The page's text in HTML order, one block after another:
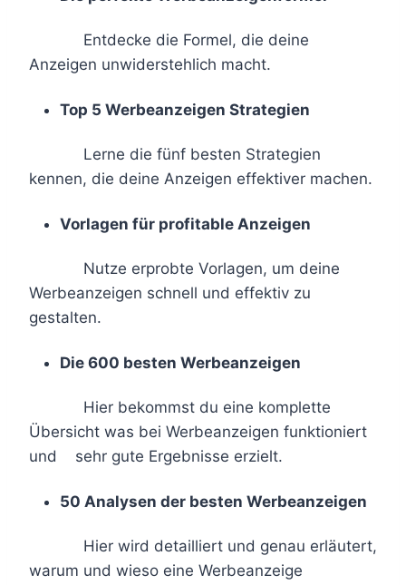
Entdecke die Formel, die deine
Anzeigen unwiderstehlich macht.
Top 5 Werbeanzeigen Strategien
Lerne die fünf besten Strategien
kennen, die deine Anzeigen effektiver machen.
Vorlagen für profitable Anzeigen
Nutze erprobte Vorlagen, um deine
Werbeanzeigen schnell und effektiv zu
gestalten.
Die 600 besten Werbeanzeigen
Hier bekommst du eine komplette
Übersicht was bei Werbeanzeigen funktioniert
und sehr gute Ergebnisse erzielt.
50 Analysen der besten Werbeanzeigen
Hier wird detailliert und genau erläutert,
warum und wieso eine Werbeanzeige